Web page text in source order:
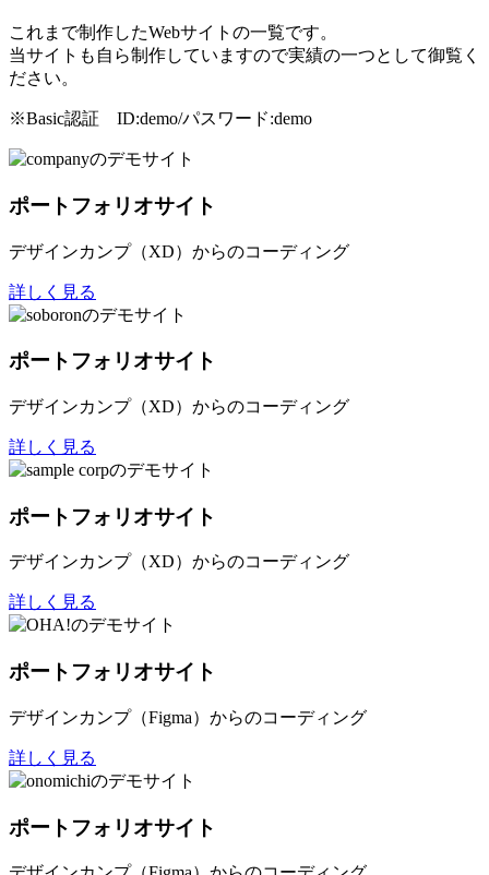
これまで制作したWebサイトの一覧です。
当サイトも自ら制作していますので実績の一つとして御覧く
ださい。
※Basic認証 ID:demo/パスワード:demo
ポートフォリオサイト
デザインカンプ（XD）からのコーディング
詳しく見る
ポートフォリオサイト
デザインカンプ（XD）からのコーディング
詳しく見る
ポートフォリオサイト
デザインカンプ（XD）からのコーディング
詳しく見る
ポートフォリオサイト
デザインカンプ（Figma）からのコーディング
詳しく見る
ポートフォリオサイト